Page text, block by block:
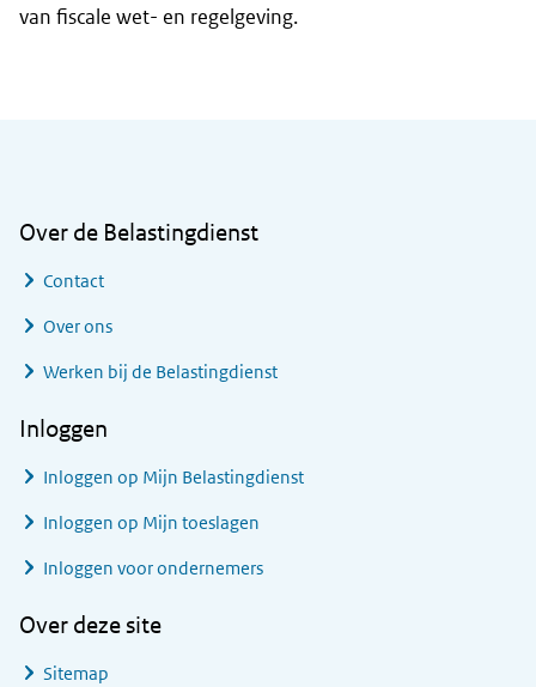
van fiscale wet- en regelgeving.
Over de Belastingdienst
Contact
Over ons
Werken bij de Belastingdienst
Inloggen
Inloggen op Mijn Belastingdienst
Inloggen op Mijn toeslagen
Inloggen voor ondernemers
Over deze site
Sitemap